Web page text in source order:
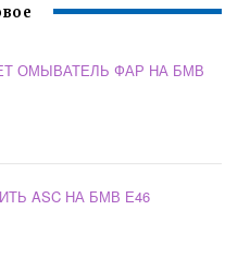
ОМЫВАТЕЛЬ ФАР НА БМВ
ASC НА БМВ Е46